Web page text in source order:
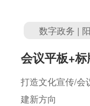
数字政务 |
会议平板+
打造文化宣传/会
建新方向